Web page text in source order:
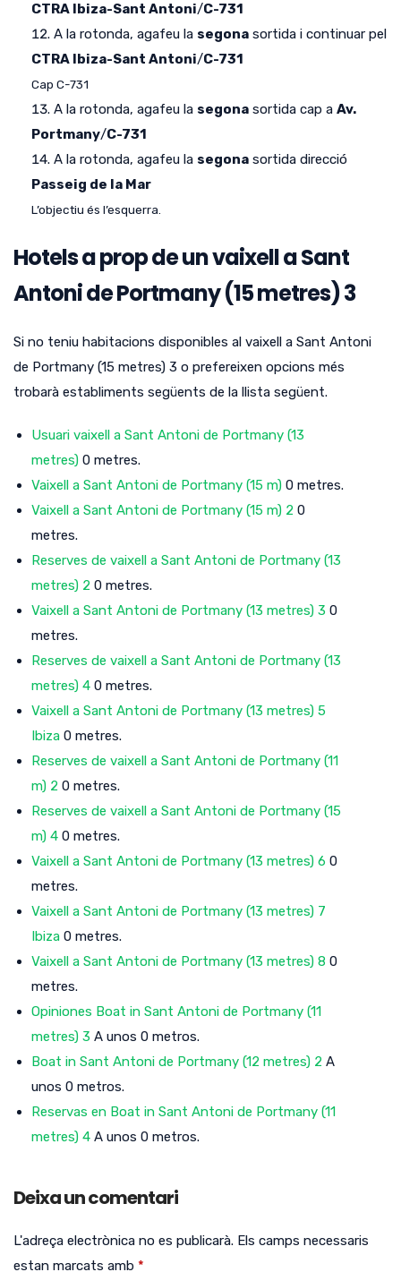
CTRA Ibiza-Sant Antoni/C-731
A la rotonda, agafeu la segona sortida i continuar pel
CTRA Ibiza-Sant Antoni/C-731
Cap C-731
A la rotonda, agafeu la segona sortida cap a Av.
Portmany/C-731
A la rotonda, agafeu la segona sortida direcció
Passeig de la Mar
L’objectiu és l’esquerra.
Hotels a prop de un vaixell a Sant
Antoni de Portmany (15 metres) 3
Si no teniu habitacions disponibles al vaixell a Sant Antoni
de Portmany (15 metres) 3 o prefereixen opcions més
trobarà establiments següents de la llista següent.
Usuari vaixell a Sant Antoni de Portmany (13
metres) 0 metres.
Vaixell a Sant Antoni de Portmany (15 m) 0 metres.
Vaixell a Sant Antoni de Portmany (15 m) 2 0
metres.
Reserves de vaixell a Sant Antoni de Portmany (13
metres) 2 0 metres.
Vaixell a Sant Antoni de Portmany (13 metres) 3 0
metres.
Reserves de vaixell a Sant Antoni de Portmany (13
metres) 4 0 metres.
Vaixell a Sant Antoni de Portmany (13 metres) 5
Ibiza 0 metres.
Reserves de vaixell a Sant Antoni de Portmany (11
m) 2 0 metres.
Reserves de vaixell a Sant Antoni de Portmany (15
m) 4 0 metres.
Vaixell a Sant Antoni de Portmany (13 metres) 6 0
metres.
Vaixell a Sant Antoni de Portmany (13 metres) 7
Ibiza 0 metres.
Vaixell a Sant Antoni de Portmany (13 metres) 8 0
metres.
Opiniones Boat in Sant Antoni de Portmany (11
metres) 3 A unos 0 metros.
Boat in Sant Antoni de Portmany (12 metres) 2 A
unos 0 metros.
Reservas en Boat in Sant Antoni de Portmany (11
metres) 4 A unos 0 metros.
Deixa un comentari
L'adreça electrònica no es publicarà. Els camps necessaris
estan marcats amb *